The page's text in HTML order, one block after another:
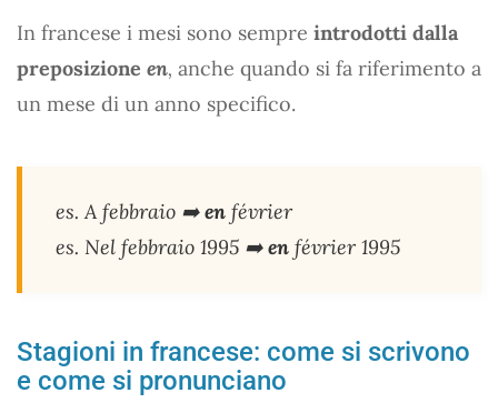
In francese i mesi sono sempre introdotti dalla
preposizione en, anche quando si fa riferimento a
un mese di un anno specifico.
es. A febbraio ➡️en février
es. Nel febbraio 1995 ➡️en février 1995
Stagioni in francese: come si scrivono
e come si pronunciano